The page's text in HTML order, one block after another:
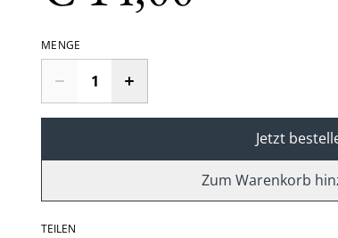
MENGE
Jetzt
Zum Warenkorb
TEILEN